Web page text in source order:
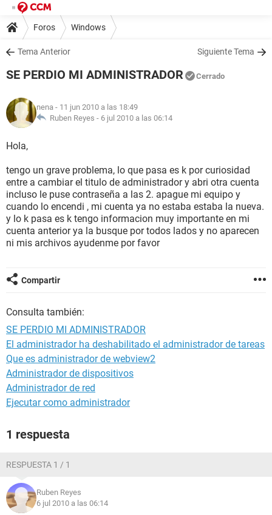
Foros Windows
Tema Anterior Siguiente Tema
SE PERDIO MI ADMINISTRADOR Cerrado
nena - 11 jun 2010 a las 18:49
Ruben Reyes - 6 jul 2010 a las 06:14
Hola,
tengo un grave problema, lo que pasa es k por curiosidad
entre a cambiar el titulo de administrador y abri otra cuenta
incluso le puse contraseña a las 2. apague mi equipo y
cuando lo encendi , mi cuenta ya no estaba estaba la nueva.
y lo k pasa es k tengo informacion muy importante en mi
cuenta anterior ya la busque por todos lados y no aparecen
ni mis archivos ayudenme por favor
Compartir
Consulta también:
SE PERDIO MI ADMINISTRADOR
El administrador ha deshabilitado el administrador de tareas
Que es administrador de webview2
Administrador de dispositivos
Administrador de red
Ejecutar como administrador
1 respuesta
RESPUESTA 1 / 1
Ruben Reyes
6 jul 2010 a las 06:14